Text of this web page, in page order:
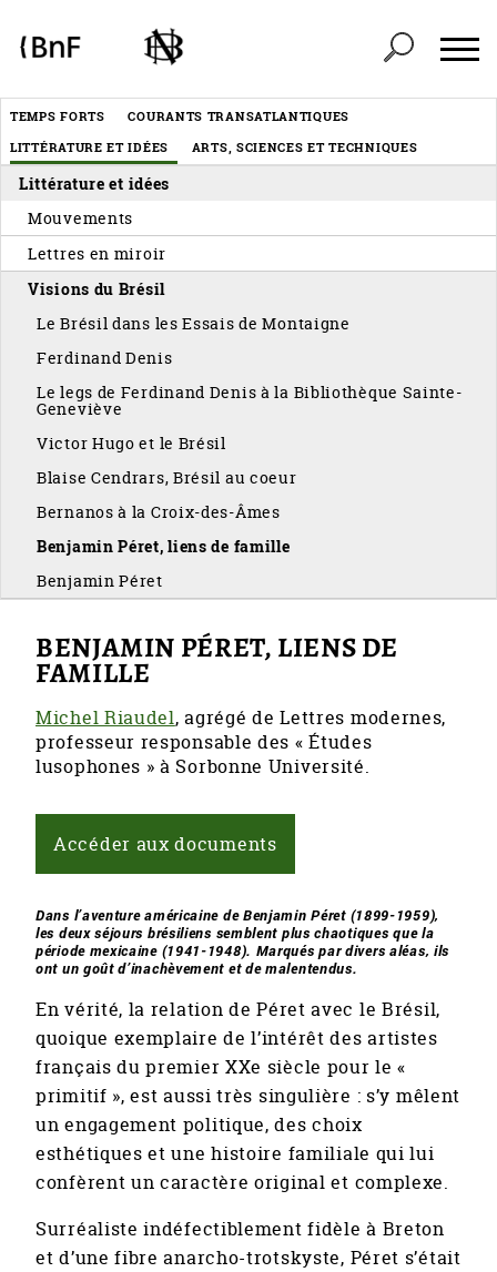
Menu
éditorial
TEMPS FORTS
COURANTS TRANSATLANTIQUES
LITTÉRATURE ET IDÉES
ARTS, SCIENCES ET TECHNIQUES
Littérature et idées
Mouvements
Lettres en miroir
Visions du Brésil
Le Brésil dans les Essais de Montaigne
Ferdinand Denis
Le legs de Ferdinand Denis à la Bibliothèque Sainte-
Geneviève
Victor Hugo et le Brésil
Blaise Cendrars, Brésil au coeur
Bernanos à la Croix-des-Âmes
Benjamin Péret, liens de famille
Benjamin Péret
BENJAMIN PÉRET, LIENS DE
FAMILLE
Michel Riaudel, agrégé de Lettres modernes,
professeur responsable des « Études
lusophones » à Sorbonne Université.
Accéder aux documents
Dans l’aventure américaine de Benjamin Péret (1899-1959),
les deux séjours brésiliens semblent plus chaotiques que la
période mexicaine (1941-1948). Marqués par divers aléas, ils
ont un goût d’inachèvement et de malentendus.
En vérité, la relation de Péret avec le Brésil,
quoique exemplaire de l’intérêt des artistes
français du premier XXe siècle pour le «
primitif », est aussi très singulière : s’y mêlent
un engagement politique, des choix
esthétiques et une histoire familiale qui lui
confèrent un caractère original et complexe.
Surréaliste indéfectiblement fidèle à Breton
et d’une fibre anarcho-trotskyste, Péret s’était